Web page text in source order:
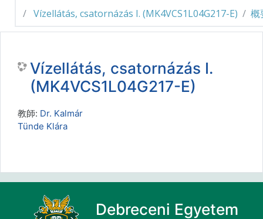
Vízellátás, csatornázás I. (MK4VCS1L04G217-E)
概
Vízellátás, csatornázás I.
(MK4VCS1L04G217-E)
教師: Dr. Kalmár
Tünde Klára
Debreceni Egyetem